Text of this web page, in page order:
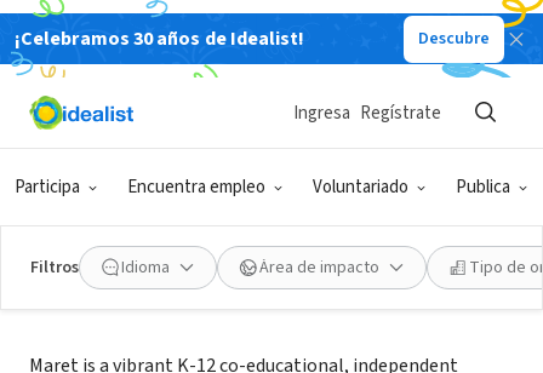
¡Celebramos 30 años de Idealist! Descubre
Participa Encuentra empleo Voluntariado Publica
Ingresa Regístrate
Filtros Idioma Área de impacto Tipo de
ORGANIZACIÓN SIN FIN DE LUCRO
Maret School
Acerca de
Maret is a vibrant K-12 co-educational, independent